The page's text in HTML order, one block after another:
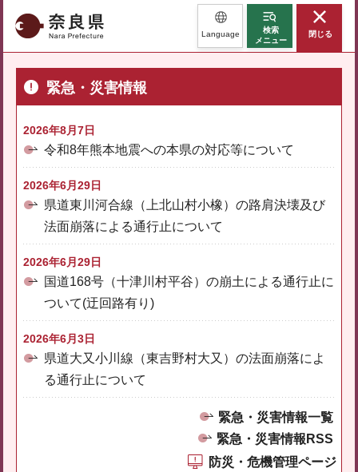
奈良県 Language
検索
メニュー
閉じる
緊急・災害情報
2026年8月7日
令和8年熊本地震への本県の対応等について
2026年6月29日
県道東川河合線（上北山村小橡）の路肩決壊及び
法面崩落による通行止について
2026年6月29日
国道168号（十津川村平谷）の崩土による通行止に
ついて(迂回路有り)
2026年6月3日
県道大又小川線（東吉野村大又）の法面崩落によ
る通行止について
緊急・災害情報一覧
緊急・災害情報RSS
防災・危機管理ページ